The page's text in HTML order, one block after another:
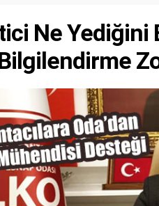
Ne Yediğini
Bilgilendirme